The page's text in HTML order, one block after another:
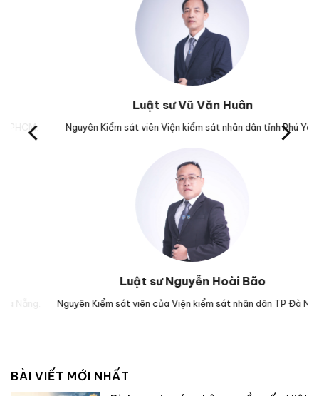
Luật sư Vũ Văn Huân
Nguyên Kiểm sát viên Viện kiểm sát nhân dân tỉnh Phú Yên.
Luật sư Nguyễn Hoài Bão
Nguyên Kiểm sát viên của Viện kiểm sát nhân dân TP Đà Nẵng.
BÀI VIẾT MỚI NHẤT